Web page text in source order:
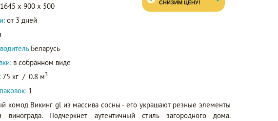
1645 x 900 x 500
от 3 дней
Беларусь
в собранном виде
75 кг / 0.8 м3
1
комод Викинг gl из массива сосны - его украшают резные элементы
винограда. Подчеркнет аутентичный стиль загородного дома.